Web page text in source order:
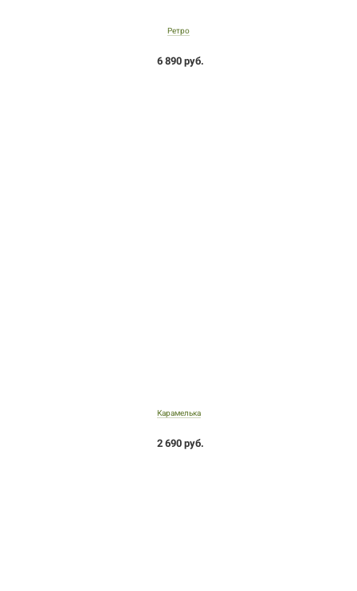
Ретро
6 890 руб.
Карамелька
2 690 руб.